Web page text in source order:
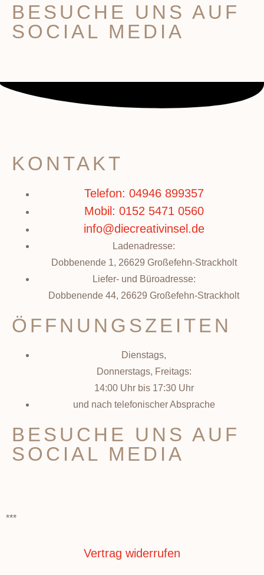
BESUCHE UNS AUF
SOCIAL MEDIA
KONTAKT
Telefon: 04946 899357
Mobil: 0152 5471 0560
info@diecreativinsel.de
Ladenadresse:
Dobbenende 1, 26629 Großefehn-Strackholt
Liefer- und Büroadresse:
Dobbenende 44, 26629 Großefehn-Strackholt
ÖFFNUNGSZEITEN
Dienstags,
Donnerstags, Freitags:
14:00 Uhr bis 17:30 Uhr
und nach telefonischer Absprache
BESUCHE UNS AUF
SOCIAL MEDIA
***
Vertrag widerrufen